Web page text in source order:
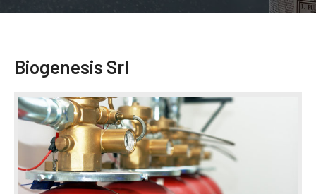
Biogenesis Srl